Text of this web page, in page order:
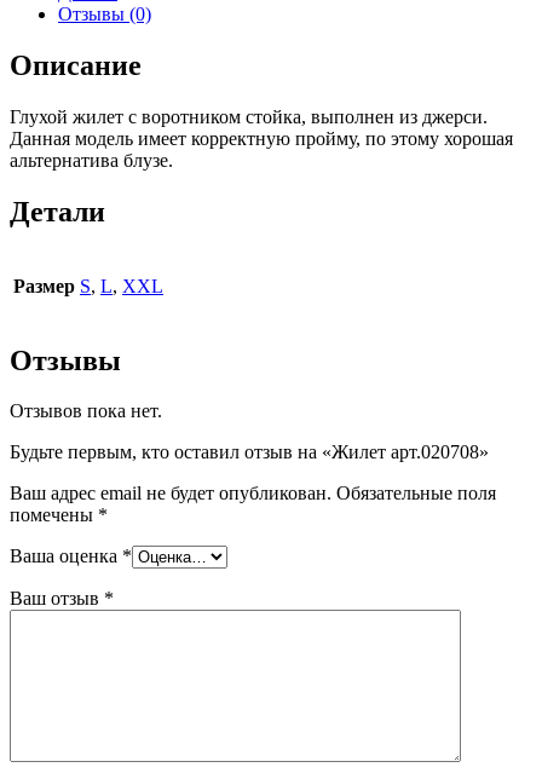
Отзывы (0)
Описание
Глухой жилет с воротником стойка, выполнен из джерси.
Данная модель имеет корректную пройму, по этому хорошая
альтернатива блузе.
Детали
Размер S, L, XXL
Отзывы
Отзывов пока нет.
Будьте первым, кто оставил отзыв на «Жилет арт.020708»
Ваш адрес email не будет опубликован. Обязательные поля
помечены *
Ваша оценка *
Ваш отзыв *